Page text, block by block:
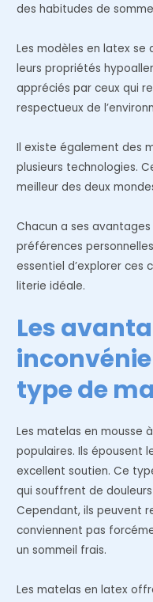
des habitudes de
Les modèles en latex
leurs propriétés
appréciés par ceux qui
respectueux de
Il existe également des
plusieurs technologies.
meilleur des deux
Chacun a ses
préférences
essentiel d’explorer ces
literie idéale.
Les
type de
Les matelas en mousse
populaires. Ils épousent
excellent soutien. Ce
qui souffrent de
Cependant, ils peuvent
conviennent pas
un sommeil frais.
Les matelas en latex